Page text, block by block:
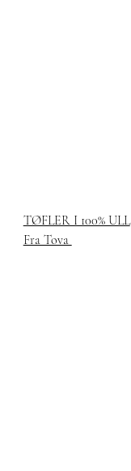
TØFLER I 100% ULL
Fra Tova